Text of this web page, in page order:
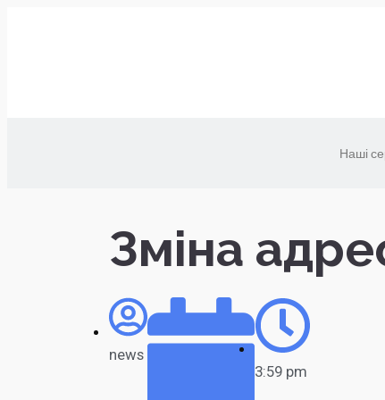
Наші
Зміна
news
3:59 pm